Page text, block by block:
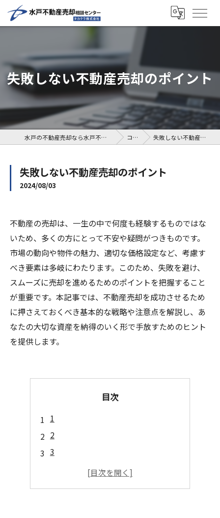
失敗しない不動産売却のポイント
水戸の不動産売却なら水戸不動産売却相談センター コラム 失敗しない不動産売却のポイント
失敗しない不動産売却のポイント
2024/08/03
不動産の売却は、一生の中で何度も経験するものではな
いため、多くの方にとって不安や疑問がつきものです。
市場の動向や物件の魅力、適切な価格設定など、考慮す
べき要素は多岐にわたります。このため、失敗を避け、
スムーズに売却を進めるためのポイントを把握すること
が重要です。本記事では、不動産売却を成功させるため
に押さえておくべき基本的な戦略や注意点を解説し、あ
なたの大切な資産を納得のいく形で手放すためのヒント
を提供します。
目次
1
2
3